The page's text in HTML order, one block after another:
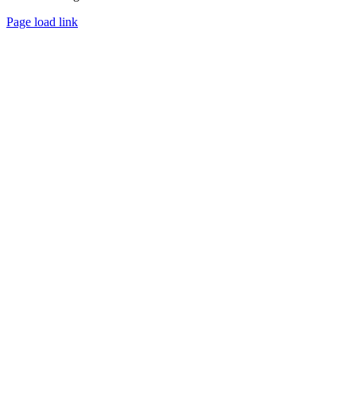
Page load link